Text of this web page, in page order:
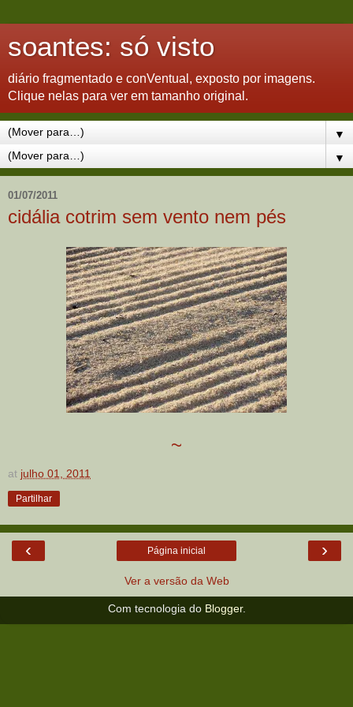
soantes: só visto
diário fragmentado e conVentual, exposto por imagens.
Clique nelas para ver em tamanho original.
▼
▼
01/07/2011
cidália cotrim sem vento nem pés
~
at julho 01, 2011
Partilhar
‹ ›
Página inicial
Ver a versão da Web
Com tecnologia do Blogger.